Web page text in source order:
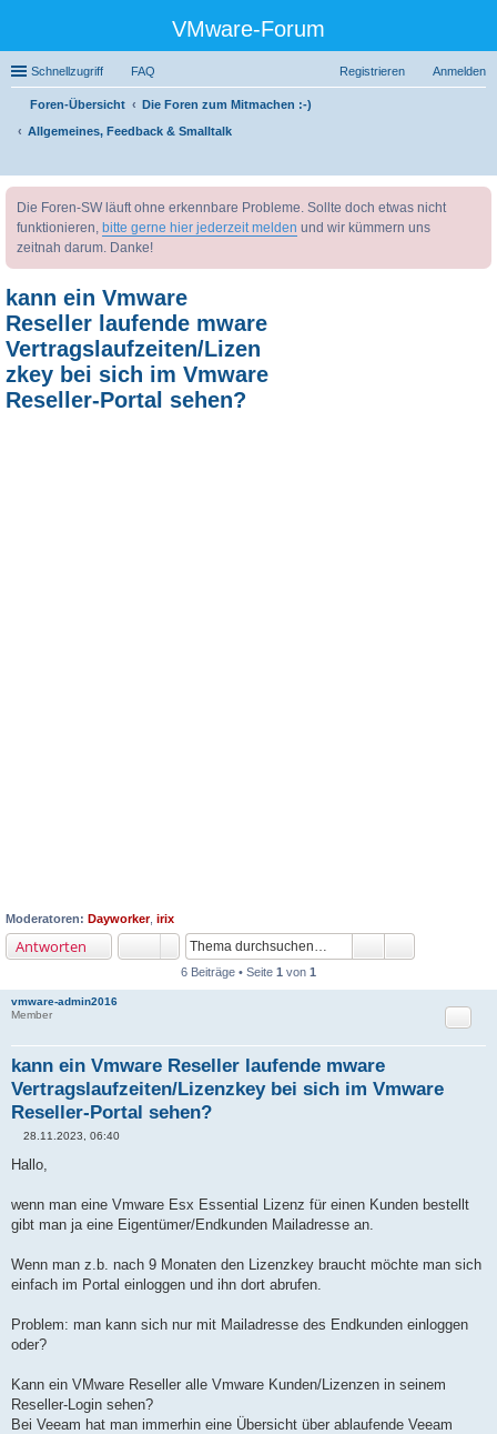
VMware-Forum
Schnellzugriff FAQ Anmelden
Registrieren
Foren-Übersicht
Die Foren zum Mitmachen :-)
Allgemeines, Feedback & Smalltalk
uc
Die Foren-SW läuft ohne erkennbare Probleme. Sollte doch etwas nicht
funktionieren, bitte gerne hier jederzeit melden und wir kümmern uns
zeitnah darum. Danke!
kann ein Vmware
Reseller laufende mware
Vertragslaufzeiten/Lizen
zkey bei sich im Vmware
Reseller-Portal sehen?
Moderatoren: Dayworker, irix
Antworten
6 Beiträge • Seite 1 von 1
vmware-admin2016
Member
kann ein Vmware Reseller laufende mware
Vertragslaufzeiten/Lizenzkey bei sich im Vmware
Reseller-Portal sehen?
Zitat
e
i
a
g
28.11.2023, 06:40
Hallo,
wenn man eine Vmware Esx Essential Lizenz für einen Kunden bestellt
gibt man ja eine Eigentümer/Endkunden Mailadresse an.
Wenn man z.b. nach 9 Monaten den Lizenzkey braucht möchte man sich
einfach im Portal einloggen und ihn dort abrufen.
Problem: man kann sich nur mit Mailadresse des Endkunden einloggen
oder?
Kann ein VMware Reseller alle Vmware Kunden/Lizenzen in seinem
Reseller-Login sehen?
Bei Veeam hat man immerhin eine Übersicht über ablaufende Veeam